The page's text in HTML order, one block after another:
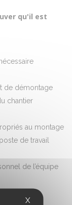
qu'il est
de démontage
chantier
au montage
de travail
de l’équipe
aux
X